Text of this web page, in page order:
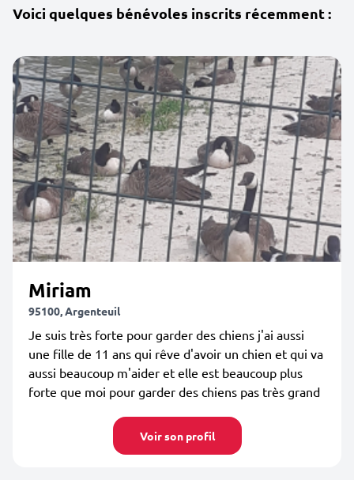
Voici quelques bénévoles inscrits récemment :
Miriam
95100, Argenteuil
Je suis très forte pour garder des chiens j'ai aussi
une fille de 11 ans qui rêve d'avoir un chien et qui va
aussi beaucoup m'aider et elle est beaucoup plus
forte que moi pour garder des chiens pas très grand
Voir son profil